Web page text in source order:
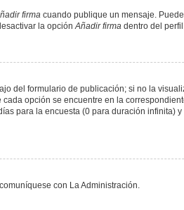
firma cuando publique un mensaje.
la opciónAñadir firma dentro del
del formulario de publicación; si no la
opción se encuentre en la
para la encuesta (0 para duración infinita)
con La Administración.